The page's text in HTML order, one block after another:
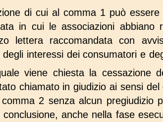
di cui al comma 1 può
in cui le associazioni abbiano
lettera raccomandata con
interessi dei consumatori e
viene chiesta la cessazione
chiamato in giudizio ai sensi
2 senza alcun pregiudizio
anche nella fase